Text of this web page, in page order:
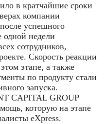
в кратчайшие сроки
компании
успешного
одной недели
сотрудников,
Скорость реакции
этапе, а также
по продукту стали
запуска.
CAPITAL GROUP
которую на этапе
eXpress.